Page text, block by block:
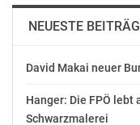
Studien zeigen
Dass die
durchgeführte
NEUESTE
David Makai neuer
Hanger: Die FPÖ lebt
Schwarzmalerei